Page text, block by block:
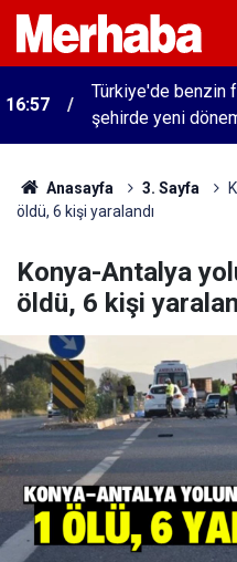
16:57
Türkiye'de benzin
şehirde yeni
Anasayfa 3. Sayfa
öldü, 6 kişi yaralandı
Konya-Antalya
öldü, 6 kişi